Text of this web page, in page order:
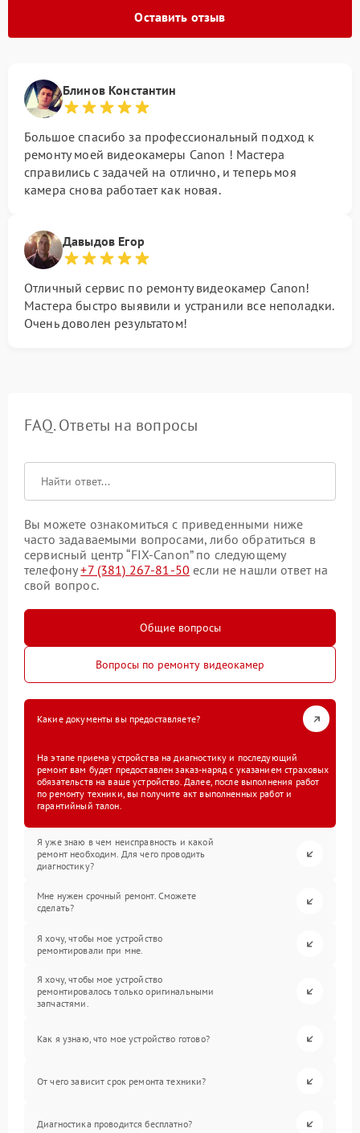
Оставить отзыв
Блинов Константин
Большое спасибо за профессиональный подход к
ремонту моей видеокамеры Canon ! Мастера
справились с задачей на отлично, и теперь моя
камера снова работает как новая.
Давыдов Егор
Отличный сервис по ремонту видеокамер Canon!
Мастера быстро выявили и устранили все неполадки.
Очень доволен результатом!
FAQ. Ответы на вопросы
Вы можете ознакомиться с приведенными ниже
часто задаваемыми вопросами, либо обратиться в
сервисный центр “FIX-Canon” по следующему
телефону+7 (381) 267-81-50 если не нашли ответ на
свой вопрос.
Общие вопросы
Вопросы по ремонту видеокамер
Какие документы вы предоставляете?
На этапе приема устройства на диагностику и последующий
ремонт вам будет предоставлен заказ-наряд с указанием страховых
обязательств на ваше устройство. Далее, после выполнения работ
по ремонту техники, вы получите акт выполненных работ и
гарантийный талон.
Я уже знаю в чем неисправность и какой
ремонт необходим. Для чего проводить
диагностику?
Мне нужен срочный ремонт. Сможете
сделать?
Я хочу, чтобы мое устройство
ремонтировали при мне.
Я хочу, чтобы мое устройство
ремонтировалось только оригинальными
запчастями.
Как я узнаю, что мое устройство готово?
От чего зависит срок ремонта техники?
Диагностика проводится бесплатно?